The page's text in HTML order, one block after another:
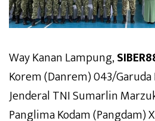
Way Kanan Lampung,
Korem (Danrem) 043/
Jenderal TNI Sumarlin
Panglima Kodam (Pangdam)